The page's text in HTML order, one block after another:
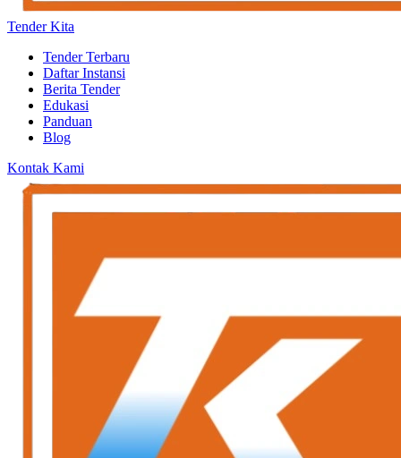
Tender Kita
Tender Terbaru
Daftar Instansi
Berita Tender
Edukasi
Panduan
Blog
Kontak Kami